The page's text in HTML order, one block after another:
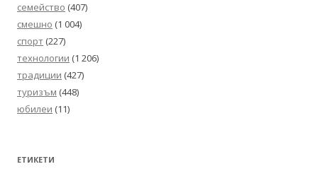
семейство (407)
смешно (1 004)
спорт (227)
технологии (1 206)
традиции (427)
туризъм (448)
юбилеи (11)
ЕТИКЕТИ